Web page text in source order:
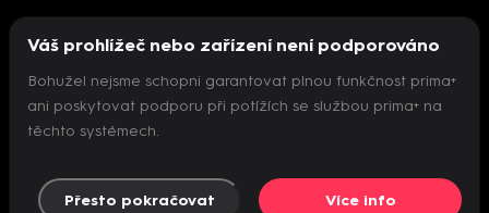
Nepodařilo se inicializovat přehrávač
Váš prohlížeč nebo zařízení není podporováno
Bohužel nejsme schopni garantovat plnou funkčnost prima+
ani poskytovat podporu při potížích se službou prima+ na
těchto systémech.
Přesto pokračovat Více info